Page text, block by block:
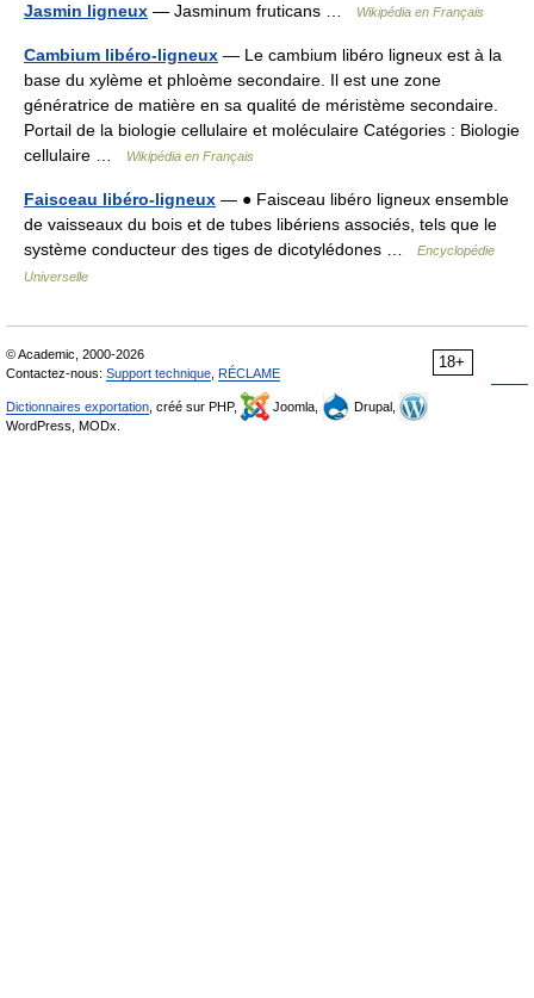
Jasmin ligneux — Jasminum fruticans … Wikipédia en Français
Cambium libéro-ligneux — Le cambium libéro ligneux est à la
base du xylème et phloème secondaire. Il est une zone
génératrice de matière en sa qualité de méristème secondaire.
Portail de la biologie cellulaire et moléculaire Catégories : Biologie
cellulaire …
Wikipédia en Français
Faisceau libéro-ligneux — ● Faisceau libéro ligneux ensemble
de vaisseaux du bois et de tubes libériens associés, tels que le
système conducteur des tiges de dicotylédones …
Encyclopédie
Universelle
18+
© Academic, 2000-2026
Contactez-nous: Support technique RÉCLAME
Dictionnaires exportation , créé sur PHP, Joomla,
Drupal,
WordPress, MODx.